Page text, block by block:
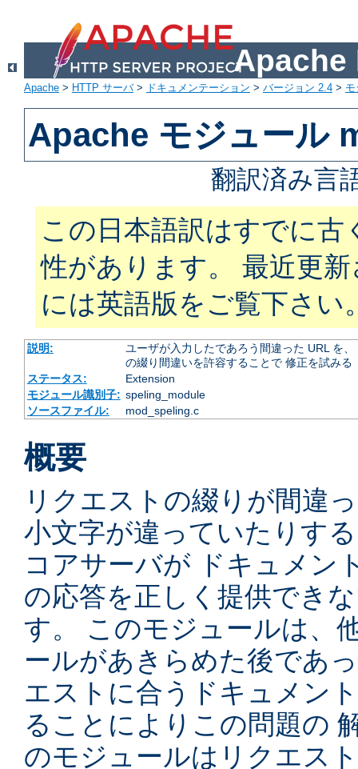
Apache
Apache > HTTP サーバ> ドキュメンテーション > バージョン 2.4 >
Apache モジュール
翻訳済み言
この日本語訳はすでに古
性があります。 最近更
には英語版をご覧下さい
説明:
ユーザが入力したであろう間違った URL を
の綴り間違いを許容することで 修正を試みる
ステータス:
Extension
モジュール識別子: speling_module
ソースファイル:
mod_speling.c
概要
リクエストの綴りが間違
小文字が違っていたりす
コアサーバが ドキュメン
の応答を正しく提供でき
す。 このモジュールは、
ールがあきらめた後であ
エストに合うドキュメン
ることによりこの問題の
のモジュールはリクエス